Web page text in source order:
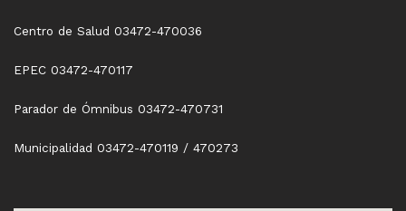
Centro de Salud 03472-470036
EPEC 03472-470117
Parador de Ómnibus 03472-470731
Municipalidad 03472-470119 / 470273